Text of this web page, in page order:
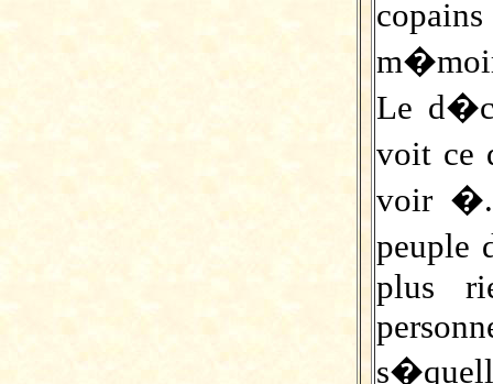
Le
voit ce
voir �.
peuple
plus